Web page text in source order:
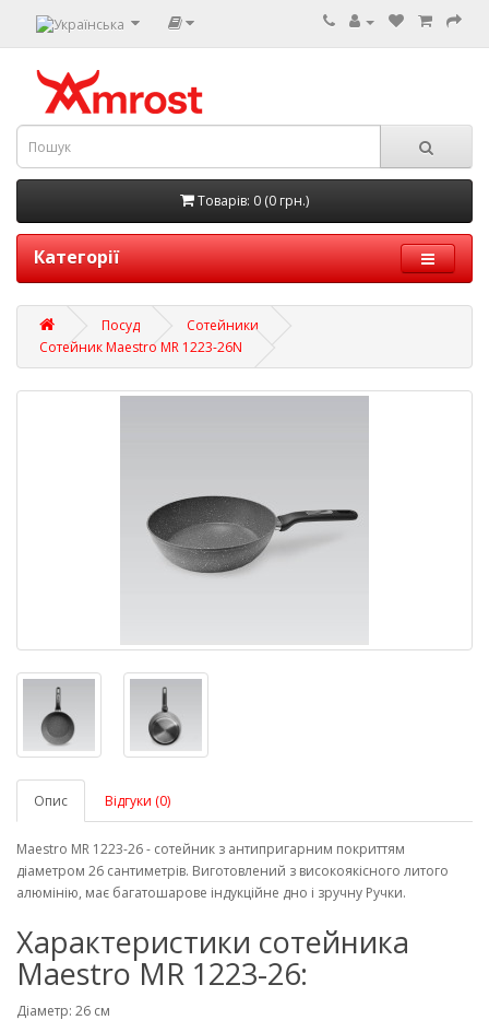
Товарів: 0 (0 грн.)
Категорії
Посуд
Сотейники
Сотейник Maestro MR 1223-26N
Опис Відгуки (0)
Maestro MR 1223-26 - сотейник з антипригарним покриттям
діаметром 26 сантиметрів. Виготовлений з високоякісного литого
алюмінію, має багатошарове індукційне дно і зручну Ручки.
Характеристики сотейника
Maestro MR 1223-26:
Діаметр: 26 см